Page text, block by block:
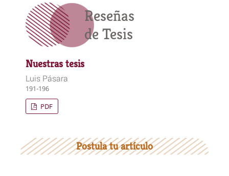
Reseñas
de Tesis
Nuestras tesis
Luis Pásara
191-196
PDF
Postula tu artículo